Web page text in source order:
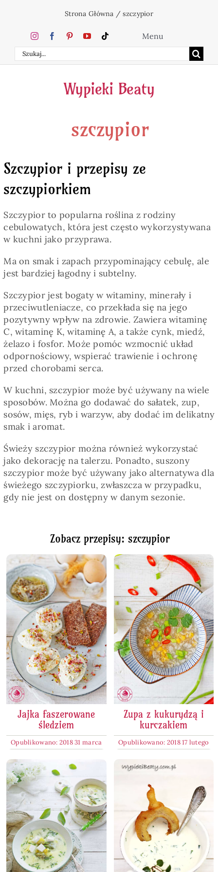
zawartości
Strona Główna /szczypior
Szukaj
Menu
Home
Ciasta
Desery
Pieczywo
Przetwory
Zdrowo i fit
Kuchnie świata
Polski
Wypieki Beaty
szczypior
Szczypior i przepisy ze
szczypiorkiem
Szczypior to popularna roślina z rodziny
cebulowatych, która jest często wykorzystywana
w kuchni jako przyprawa.
Ma on smak i zapach przypominający cebulę, ale
jest bardziej łagodny i subtelny.
Szczypior jest bogaty w witaminy, minerały i
przeciwutleniacze, co przekłada się na jego
pozytywny wpływ na zdrowie. Zawiera witaminę
C, witaminę K, witaminę A, a także cynk, miedź,
żelazo i fosfor. Może pomóc wzmocnić układ
odpornościowy, wspierać trawienie i ochronę
przed chorobami serca.
W kuchni, szczypior może być używany na wiele
sposobów. Można go dodawać do sałatek, zup,
sosów, mięs, ryb i warzyw, aby dodać im delikatny
smak i aromat.
Świeży szczypior można również wykorzystać
jako dekorację na talerzu. Ponadto, suszony
szczypior może być używany jako alternatywa dla
świeżego szczypiorku, zwłaszcza w przypadku,
gdy nie jest on dostępny w danym sezonie.
Zobacz przepisy: szczypior
Jajka faszerowane
śledziem
Opublikowano: 2018 31 marca
Zupa z kukurydzą i
kurczakiem
Opublikowano: 2018 17 lutego